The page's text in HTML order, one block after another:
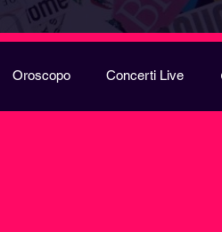
Oroscopo Concerti Live